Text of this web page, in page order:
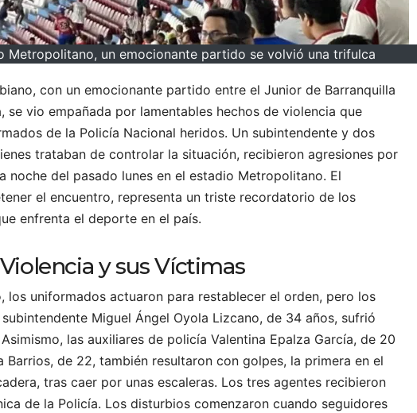
Metropolitano, un emocionante partido se volvió una trifulca
con un emocionante partido entre el Junior de Barranquilla
se vio empañada por lamentables hechos de violencia que
de la Policía Nacional heridos. Un subintendente y dos
trataban de controlar la situación, recibieron agresiones por
noche del pasado lunes en el estadio Metropolitano. El
el encuentro, representa un triste recordatorio de los
enfrenta el deporte en el país.
y sus Víctimas
los uniformados actuaron para restablecer el orden, pero los
Miguel Ángel Oyola Lizcano, de 34 años, sufrió
las auxiliares de policía Valentina Epalza García, de 20
Barrios, de 22, también resultaron con golpes, la primera en el
tras caer por unas escaleras. Los tres agentes recibieron
de la Policía. Los disturbios comenzaron cuando seguidores